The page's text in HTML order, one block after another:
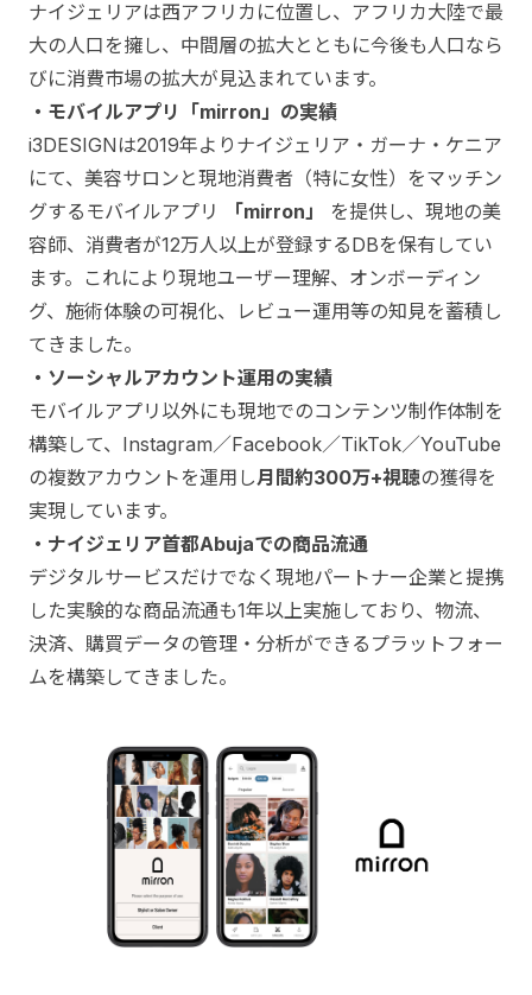
ナイジェリアは西アフリカに位置し、アフリカ大陸で最
大の人口を擁し、中間層の拡大とともに今後も人口なら
びに消費市場の拡大が見込まれています。
・モバイルアプリ「mirron」の実績
i3DESIGNは2019年よりナイジェリア・ガーナ・ケニア
にて、美容サロンと現地消費者（特に女性）をマッチン
グするモバイルアプリ
「mirron」
を提供し、現地の美
容師、消費者が12万人以上が登録するDBを保有してい
ます。これにより現地ユーザー理解、オンボーディン
グ、施術体験の可視化、レビュー運用等の知見を蓄積し
てきました。
・ソーシャルアカウント運用の実績
モバイルアプリ以外にも現地でのコンテンツ制作体制を
構築して、Instagram／Facebook／TikTok／YouTube
の複数アカウントを運用し月間約300万+視聴の獲得を
実現しています。
・ナイジェリア首都Abujaでの商品流通
デジタルサービスだけでなく現地パートナー企業と提携
した実験的な商品流通も1年以上実施しており、物流、
決済、購買データの管理・分析ができるプラットフォー
ムを構築してきました。